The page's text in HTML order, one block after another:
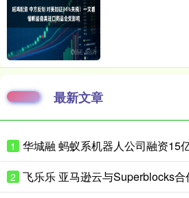
最新文章
1 华城融 蚂蚁系机器人公司融资15
2